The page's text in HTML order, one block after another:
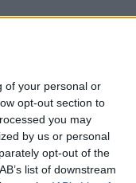
of your personal or
opt-out section to
you may
by us or personal
opt-out of the
list of downstream